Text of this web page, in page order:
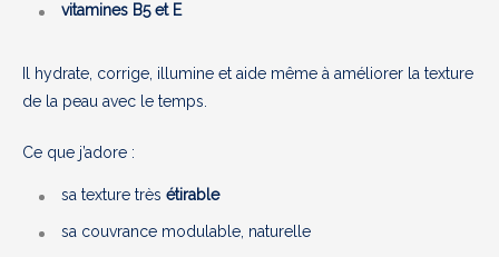
vitamines B5 et E
Il hydrate, corrige, illumine et aide même à améliorer la texture
de la peau avec le temps.
Ce que j’adore :
sa texture très étirable
sa couvrance modulable, naturelle